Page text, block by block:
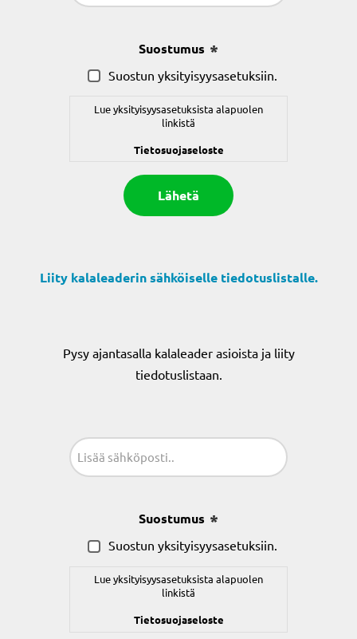
Suostumus
Suostun yksityisyysasetuksiin.
Lue yksityisyysasetuksista alapuolen
linkistä
Tietosuojaseloste
Liity kalaleaderin sähköiselle tiedotuslistalle.
Pysy ajantasalla kalaleader asioista ja liity
tiedotuslistaan.
Suostumus
Suostun yksityisyysasetuksiin.
Lue yksityisyysasetuksista alapuolen
linkistä
Tietosuojaseloste